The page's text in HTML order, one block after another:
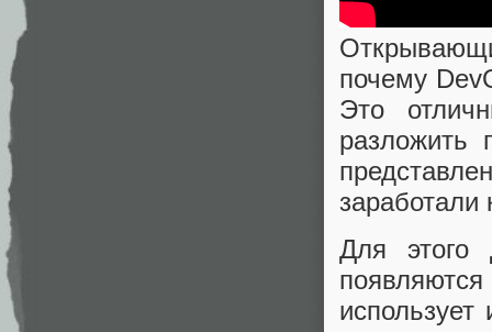
почему
Это
разложить
заработали
Для этого